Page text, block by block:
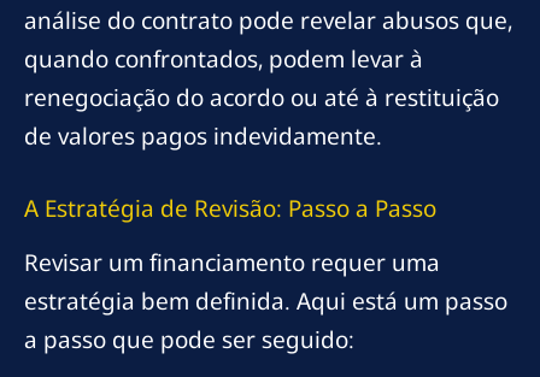
análise do contrato pode revelar abusos que,
quando confrontados, podem levar à
renegociação do acordo ou até à restituição
de valores pagos indevidamente.
A Estratégia de Revisão: Passo a Passo
Revisar um financiamento requer uma
estratégia bem definida. Aqui está um passo
a passo que pode ser seguido: